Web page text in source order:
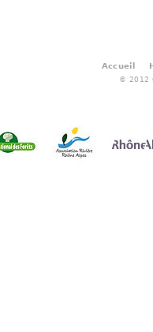
Accueil
© 2012